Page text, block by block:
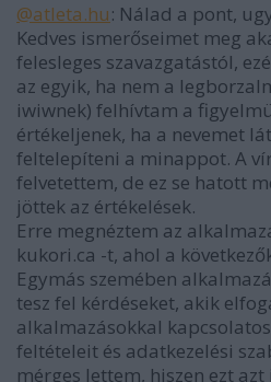
@atleta.hu: Nálad a pont,
Kedves ismerőseimet meg
felesleges szavazgatástól,
az egyik, ha nem a
iwiwnek) felhívtam a
értékeljenek, ha a nevemet
feltelepíteni a minappot. A
felvetettem, de ez se hatott
jöttek az értékelések.
Erre megnéztem az
kukori.ca -t, ahol a
Egymás szemében
tesz fel kérdéseket, akik
alkalmazásokkal
feltételeit és adatkezelési
mérges lettem, hiszen ezt